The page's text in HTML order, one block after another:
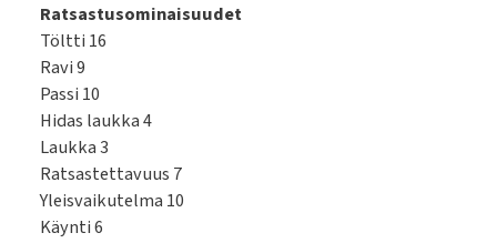
Ratsastusominaisuudet
Töltti 16
Ravi 9
Passi 10
Hidas laukka 4
Laukka 3
Ratsastettavuus 7
Yleisvaikutelma 10
Käynti 6